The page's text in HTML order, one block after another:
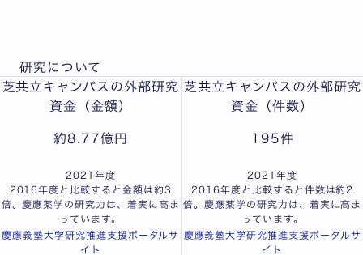
研究について
芝共立キャンパスの外部研究
資金（金額）
約8.77億円
2021年度
2016年度と比較すると金額は約3
倍。慶應薬学の研究力は、着実に高ま
っています。
慶應義塾大学研究推進支援ポータルサ
イト
芝共立キャンパスの外部研究
資金（件数）
195件
2021年度
2016年度と比較すると件数は約2
倍。慶應薬学の研究力は、着実に高ま
っています。
慶應義塾大学研究推進支援ポータルサ
イト